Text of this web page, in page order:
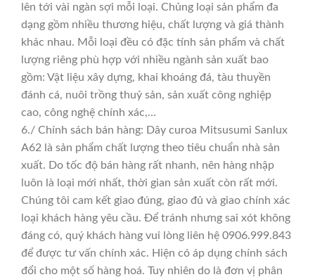
lên tới vài ngàn sợi mỗi loại. Chủng loại sản phẩm đa
dạng gồm nhiều thương hiệu, chất lượng và giá thành
khác nhau. Mỗi loại đều có đặc tính sản phẩm và chất
lượng riêng phù hợp với nhiều ngành sản xuất bao
gồm: Vật liệu xây dựng, khai khoáng đá, tàu thuyền
đánh cá, nuôi trồng thuỷ sản, sản xuất công nghiệp
cao, công nghệ chính xác,…
6./ Chính sách bán hàng: Dây curoa Mitsusumi Sanlux
A62 là sản phẩm chất lượng theo tiêu chuẩn nhà sản
xuất. Do tốc độ bán hàng rất nhanh, nên hàng nhập
luôn là loại mới nhất, thời gian sản xuất còn rất mới.
Chúng tôi cam kết giao đúng, giao đủ và giao chính xác
loại khách hàng yêu cầu. Để tránh nhưng sai xót không
đáng có, quý khách hàng vui lòng liên hệ 0906.999.843
để được tư vấn chính xác. Hiện có áp dụng chính sách
đổi cho một số hàng hoá. Tuy nhiên do là đơn vị phân